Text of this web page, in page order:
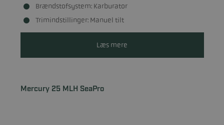
Brændstofsystem: Karburator
Trimindstillinger: Manuel tilt
Læs mere
Mercury 25 MLH SeaPro